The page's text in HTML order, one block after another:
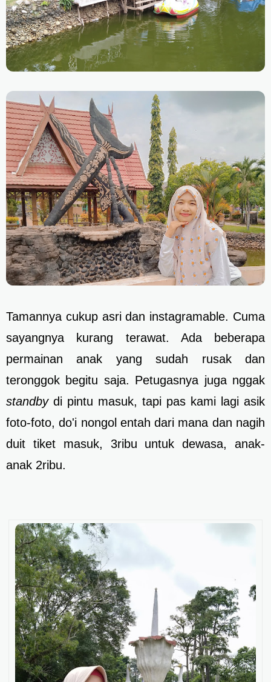
Tamannya cukup asri dan instagramable. Cuma
sayangnya kurang terawat. Ada beberapa
permainan anak yang sudah rusak dan
teronggok begitu saja. Petugasnya juga nggak
standby di pintu masuk, tapi pas kami lagi asik
foto-foto, do'i nongol entah dari mana dan nagih
duit tiket masuk, 3ribu untuk dewasa, anak-
anak 2ribu.